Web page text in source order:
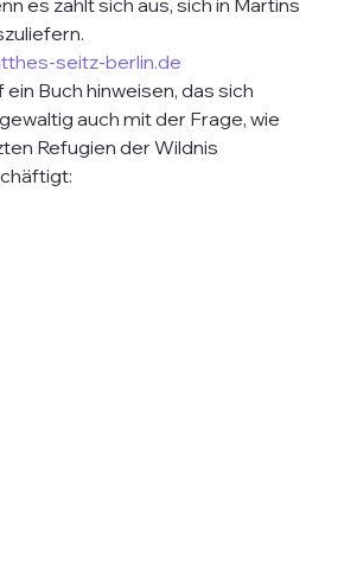
es zahlt sich aus, sich in Martins
seitz-berlin.de
Buch hinweisen, das sich
auch mit der Frage, wie
Refugien der Wildnis